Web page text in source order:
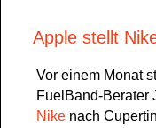
Apple stellt
Vor einem Monat
FuelBand-Berater
Nike nach